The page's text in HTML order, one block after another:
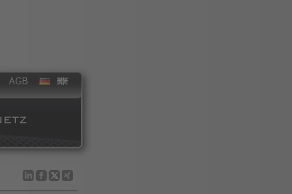
AGB